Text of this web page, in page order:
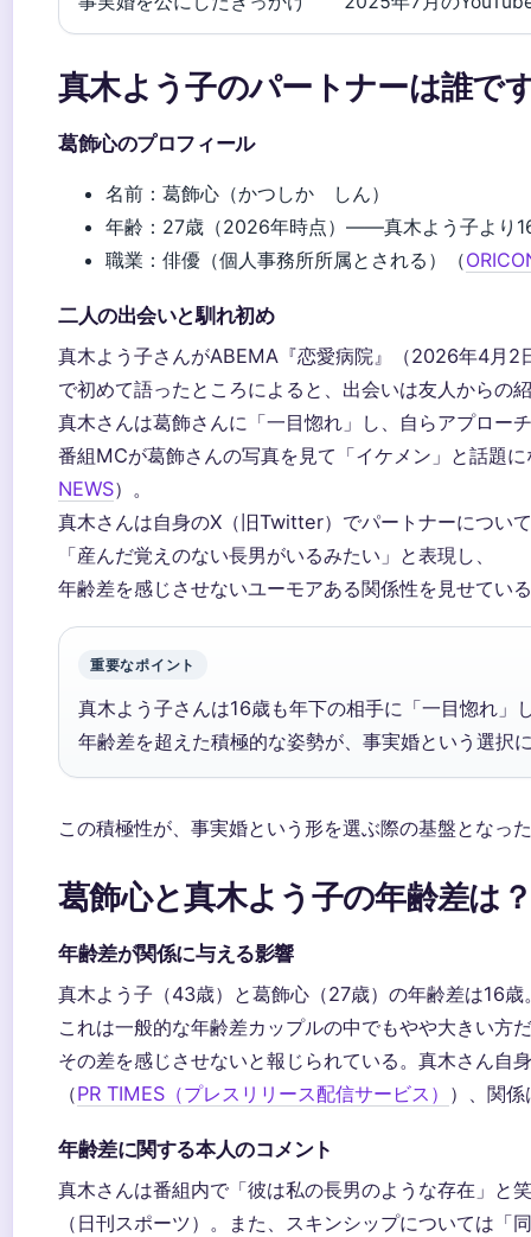
真木よう子のパートナーは誰で
葛飾心のプロフィール
名前：葛飾心（かつしか しん）
年齢：27歳（2026年時点）——真木よう子より
職業：俳優（個人事務所所属とされる）（
二人の出会いと馴れ初め
真木よう子さんがABEMA『恋愛病院』（2026年4月2
で初めて語ったところによると、出会いは友人からの
真木さんは葛飾さんに「一目惚れ」し、自らアプロー
番組MCが葛飾さんの写真を見て「イケメン」と話題
NEWS）。
真木さんは自身のX（旧Twitter）でパートナーについて
「産んだ覚えのない長男がいるみたい」と表現し、
年齢差を感じさせないユーモアある関係性を見せてい
重要なポイント
真木よう子さんは16歳も年下の相手に「一目惚れ」
年齢差を超えた積極的な姿勢が、事実婚という選択
この積極性が、事実婚という形を選ぶ際の基盤となっ
葛飾心と真木よう子の年齢差は？
年齢差が関係に与える影響
真木よう子（43歳）と葛飾心（27歳）の年齢差は16歳
これは一般的な年齢差カップルの中でもやや大きい方
その差を感じさせないと報じられている。真木さん自
（PR TIMES（プレスリリース配信サービス） ）、関
年齢差に関する本人のコメント
真木さんは番組内で「彼は私の長男のような存在」と
（日刊スポーツ）。また、スキンシップについては「